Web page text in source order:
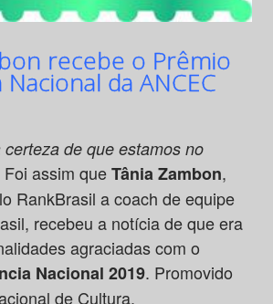
recebe o Prêmio
da ANCEC
certeza de que estamos no
Foi assim queTânia Zambon,
RankBrasil a coach de equipe
recebeu a notícia de que era
agraciadas com o
Nacional 2019. Promovido
de Cultura,